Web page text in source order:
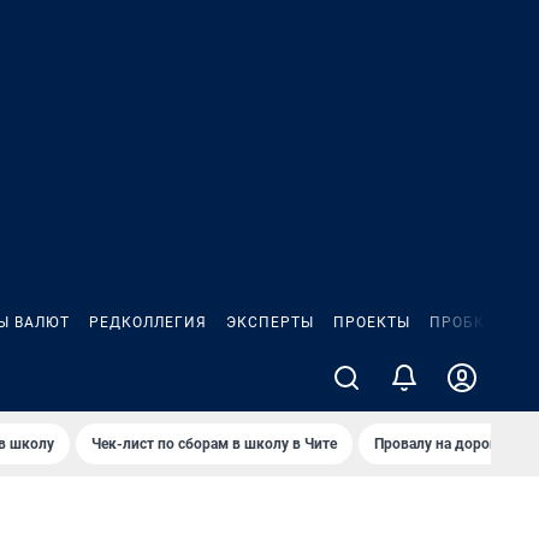
ВАЛЮТ РЕДКОЛЛЕГИЯ ЭКСПЕРТЫ ПРОЕКТЫ ПРОБКИ
школу Чек-лист по сборам в школу в Чите Провалу на дороге